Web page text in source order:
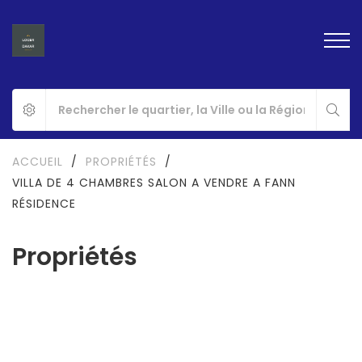
Propriétés
ACCUEIL / PROPRIÉTÉS
/
VILLA DE 4 CHAMBRES SALON A VENDRE A FANN
RÉSIDENCE